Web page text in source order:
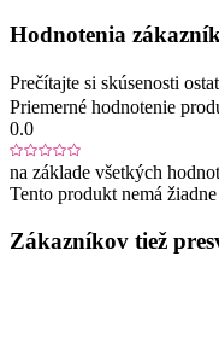
Hodnotenia
Prečítajte si skúsenosti
Priemerné hodnotenie
0.0
na základe všetkých
Tento produkt nemá
Zákazníkov tiež